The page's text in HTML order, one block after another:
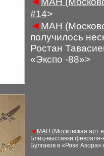
#14>
◄ МАН (
получилось
Ростан
«Экспо -88»>
◄ МАН (Московская арт
Блиц-выставки
Булгаков в «Розе